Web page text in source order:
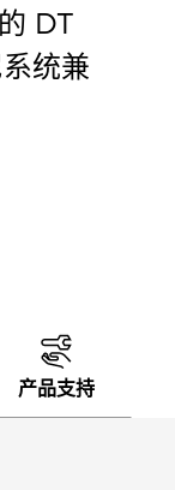
DT
统兼
产品支持